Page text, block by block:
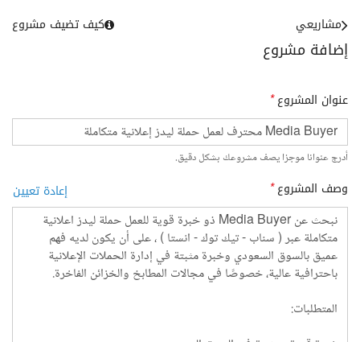
إضافة مشروع
مشاريعي كيف تضيف مشروع
عنوان المشروع*
أدرج عنوانا موجزا يصف مشروعك بشكل دقيق.
وصف المشروع* إعادة تعيين